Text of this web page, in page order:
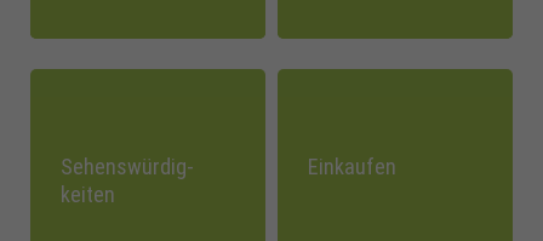
Sehenswürdig-
keiten
Einkaufen